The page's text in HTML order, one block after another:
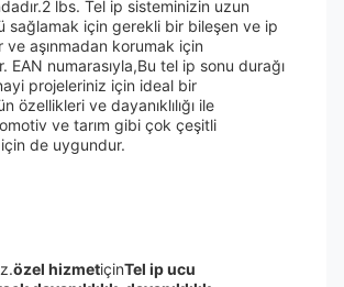
lbs. Tel ip sisteminizin uzun
sağlamak için gerekli bir bileşen ve ip
ve aşınmadan korumak için
EAN numarasıyla,Bu tel ip sonu durağı
projeleriniz için ideal bir
özellikleri ve dayanıklılığı ile
ve tarım gibi çok çeşitli
de uygundur.
özel hizmetiçinTel ip ucu